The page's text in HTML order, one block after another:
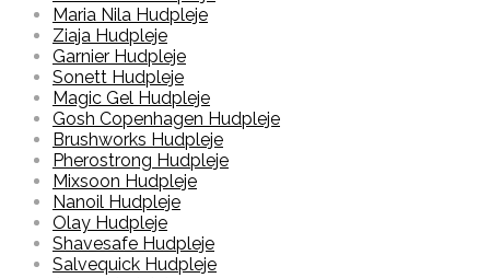
Maria Nila Hudpleje
Ziaja Hudpleje
Garnier Hudpleje
Sonett Hudpleje
Magic Gel Hudpleje
Gosh Copenhagen Hudpleje
Brushworks Hudpleje
Pherostrong Hudpleje
Mixsoon Hudpleje
Nanoil Hudpleje
Olay Hudpleje
Shavesafe Hudpleje
Salvequick Hudpleje